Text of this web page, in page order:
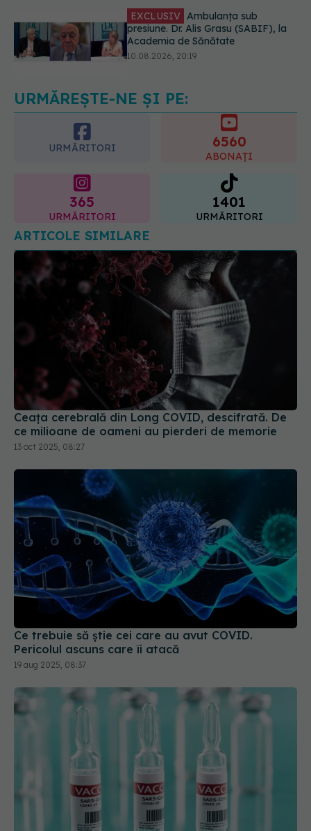
Semnul de pe picioare care poate
dezvălui că arterele sunt grav
URMĂREȘTE-NE ȘI PE:
URMĂRITORI 6560
ABONAȚI
365
URMĂRITORI
1401
URMĂRITORI
ARTICOLE SIMILARE
Ceața cerebrală din Long COVID, descifrată. De
ce milioane de oameni au pierderi de memorie
13 oct 2025, 08:27
Ce trebuie să știe cei care au avut COVID.
Pericolul ascuns care îi atacă
19 aug 2025, 08:37